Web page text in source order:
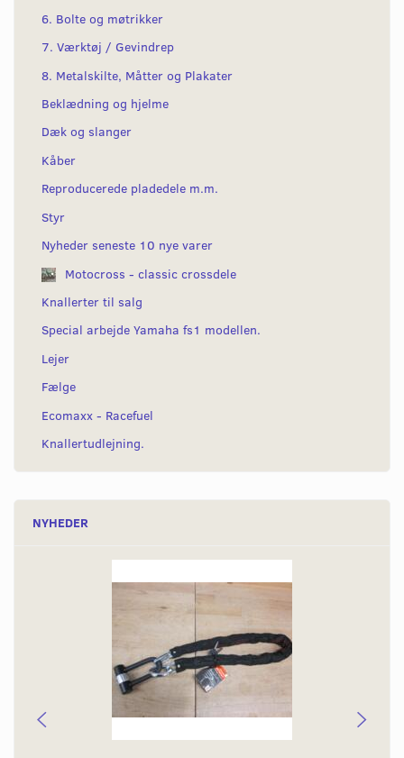
6. Bolte og møtrikker
7. Værktøj / Gevindrep
8. Metalskilte, Måtter og Plakater
Beklædning og hjelme
Dæk og slanger
Kåber
Reproducerede pladedele m.m.
Styr
Nyheder seneste 10 nye varer
Motocross - classic crossdele
Knallerter til salg
Special arbejde Yamaha fs1 modellen.
Lejer
Fælge
Ecomaxx - Racefuel
Knallertudlejning.
NYHEDER